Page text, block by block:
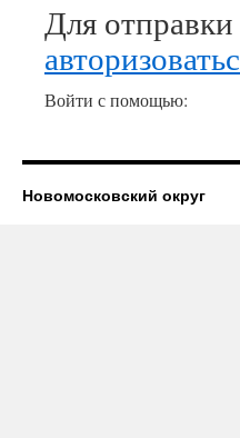
Для
Войти с помощью:
Новомосковский округ